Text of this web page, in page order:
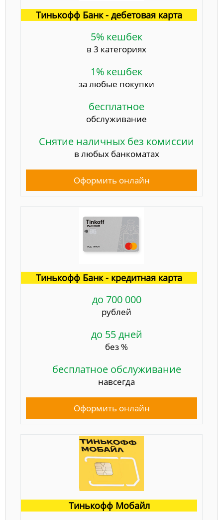
Тинькофф Банк - дебетовая карта
5% кешбек
в 3 категориях
1% кешбек
за любые покупки
бесплатное
обслуживание
Снятие наличных без комиссии
в любых банкоматах
Оформить онлайн
Тинькофф Банк - кредитная карта
до 700 000
рублей
до 55 дней
без %
бесплатное обслуживание
навсегда
Оформить онлайн
Тинькофф Мобайл